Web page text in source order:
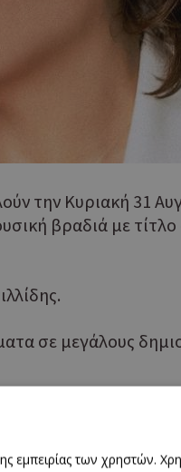
την Κυριακή 31
βραδιά με
σε μεγάλους
εμπειρίας των χρηστών.